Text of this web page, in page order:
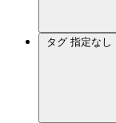
タグ 指定なし